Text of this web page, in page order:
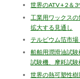
世界のATV + 2＆
工業用ワックス
拡大する見通し
テルビウム箔市
船舶用潤滑油試
試験機、摩耗試験
世界の熱可塑性